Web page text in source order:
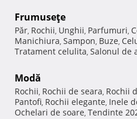
Frumuseţe
Păr, Rochii, Unghii, Parfumuri,
Manichiura, Sampon, Buze,
Tratament celulita, Salonul de
Modă
Rochii, Rochii de seara, Rochii
Pantofi, Rochii elegante, Inele
Ochelari de soare, Tendinte